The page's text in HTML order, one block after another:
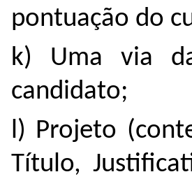
pontuação do
k) Uma via
candidato;
l) Projeto
Título,